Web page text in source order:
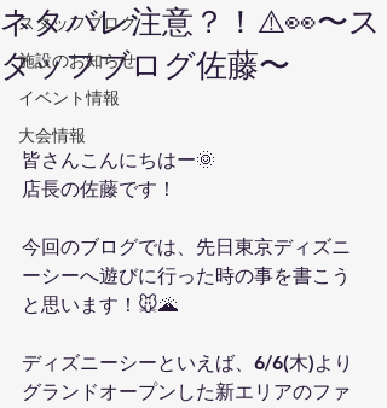
スタッフブログ
施設のお知らせ
イベント情報
大会情報
ネタバレ注意？！⚠️👀〜ス
タッフブログ佐藤〜
皆さんこんにちはー🌞
店長の佐藤です！
今回のブログでは、先日東京ディズニ
ーシーへ遊びに行った時の事を書こう
と思います！🐭🌋
ディズニーシーといえば、6/6(木)より
グランドオープンした新エリアのファ